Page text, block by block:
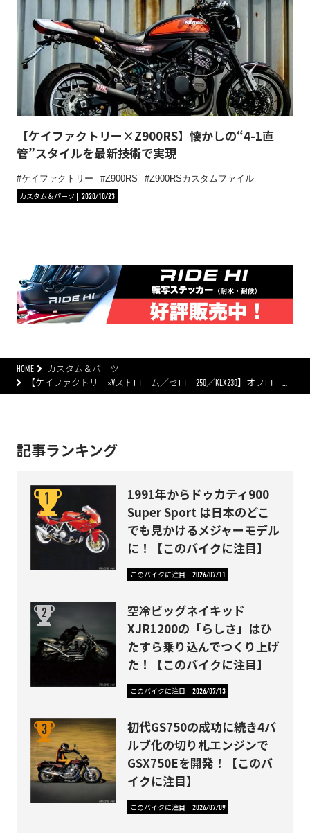
【ケイファクトリー×Z900RS】懐かしの“4-1直
管”スタイルを最新技術で実現
ケイファクトリー Z900RS
Z900RSカスタムファイル
カスタム＆パーツ
2020/10/23
HOME
カスタム＆パーツ
【ケイファクトリー×Vストローム／セロー250／KLX230】オフロー…
記事ランキング
1991年からドゥカティ900
Super Sport は日本のどこ
でも見かけるメジャーモデル
に！【このバイクに注目】
このバイクに注目 2026/07/11
空冷ビッグネイキッド
XJR1200の「らしさ」はひ
たすら乗り込んでつくり上げ
た！【このバイクに注目】
このバイクに注目 2026/07/13
初代GS750の成功に続き4バ
ルブ化の切り札エンジンで
GSX750Eを開発！【このバ
イクに注目】
このバイクに注目 2026/07/09